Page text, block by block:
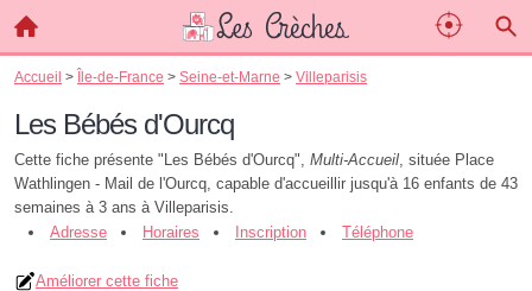
Accueil > Île-de-France > Seine-et-Marne > Villeparisis
Les Bébés d'Ourcq
Cette fiche présente "Les Bébés d'Ourcq", Multi-Accueil, située Place
Wathlingen - Mail de l'Ourcq, capable d'accueillir jusqu'à 16 enfants de 43
semaines à 3 ans à Villeparisis.
Adresse
Horaires Inscription Téléphone
Améliorer cette fiche